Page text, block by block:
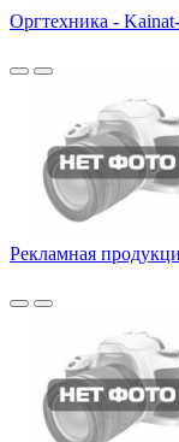
Оргтехника -
Рекламная